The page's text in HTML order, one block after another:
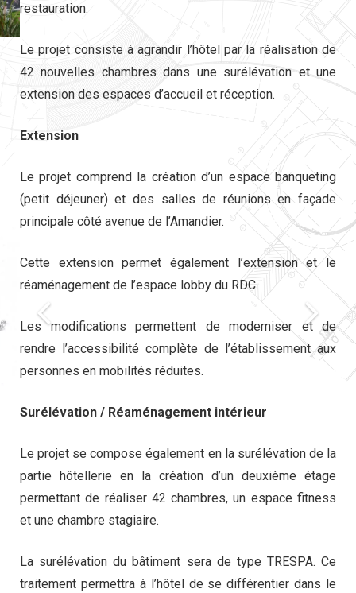
restauration.
Le projet consiste à agrandir l’hôtel par la réalisation de
42 nouvelles chambres dans une surélévation et une
extension des espaces d’accueil et réception.
Extension
Le projet comprend la création d’un espace banqueting
(petit déjeuner) et des salles de réunions en façade
principale côté avenue de l’Amandier.
Cette extension permet également l’extension et le
réaménagement de l’espace lobby du RDC.
Les modifications permettent de moderniser et de
rendre l’accessibilité complète de l’établissement aux
personnes en mobilités réduites.
Surélévation / Réaménagement intérieur
Le projet se compose également en la surélévation de la
partie hôtellerie en la création d’un deuxième étage
permettant de réaliser 42 chambres, un espace fitness
et une chambre stagiaire.
La surélévation du bâtiment sera de type TRESPA. Ce
traitement permettra à l’hôtel de se différentier dans le